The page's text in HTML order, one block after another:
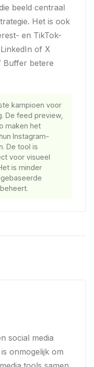
beeld centraal
Het is ook
en TikTok-
of X
Buffer betere
kampioen voor
De feed preview,
maken het
Instagram-
De tool is
voor visueel
is minder
social media
onmogelijk om